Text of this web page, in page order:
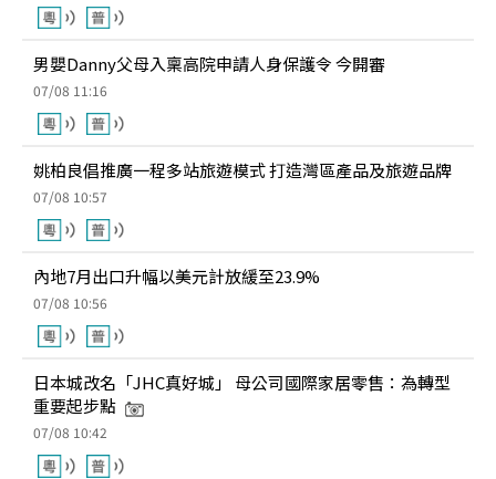
男嬰Danny父母入稟高院申請人身保護令 今開審
07/08 11:16
姚柏良倡推廣一程多站旅遊模式 打造灣區產品及旅遊品牌
07/08 10:57
內地7月出口升幅以美元計放緩至23.9%
07/08 10:56
日本城改名「JHC真好城」 母公司國際家居零售：為轉型
重要起步點
07/08 10:42